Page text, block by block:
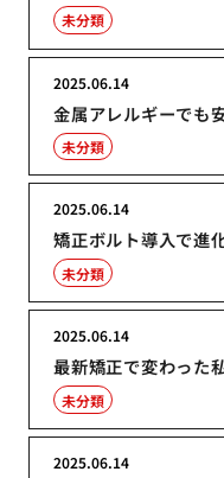
未分類
金属アレルギーでも
2025.06.14
未分類
矯正ボルト導入で進
2025.06.14
未分類
最新矯正で変わった
2025.06.14
未分類
2025.06.14